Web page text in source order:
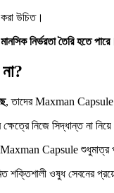
উচিত।
মানসিক নির্ভরতা তৈরি হতে পারে
, তাদের Maxman Capsule
নিজে সিদ্ধান্ত না
Maxman Capsule শুধুমাত্র
শক্তিশালী ওষুধ সেবনের